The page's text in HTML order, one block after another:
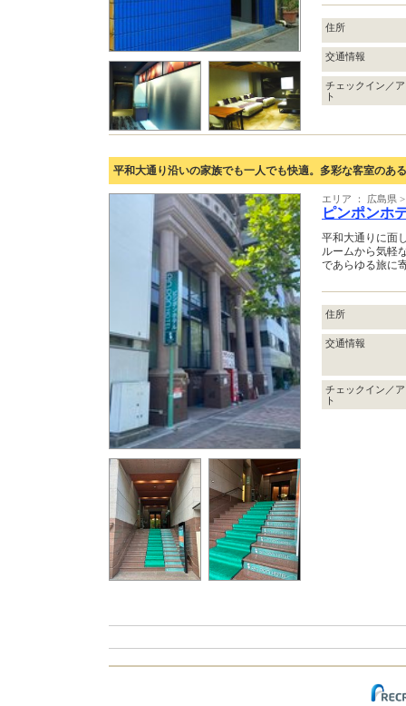
住所
交通情報
チェックイン／
ト
平和大通り沿いの家族でも一人でも快適。多彩な客室のあ
エリア ： 広島県
ピンポンホ
平和大通りに面
ルームから気軽
であらゆる旅に
住所
交通情報
チェックイン／
ト